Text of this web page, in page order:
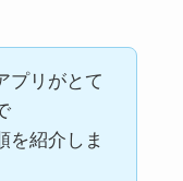
プリがとて
を紹介しま